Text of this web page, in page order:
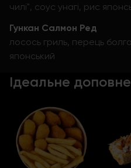
чилі", соус унагі, рис
Гункан Салмон Ред
лосось гриль, перець
японський
Ідеальне